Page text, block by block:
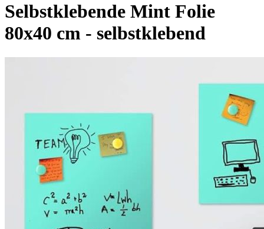
Selbstklebende Mint Folie
80x40 cm - selbstklebend